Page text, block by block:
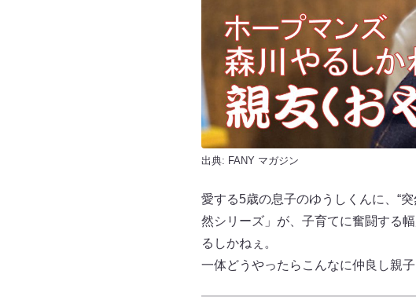
出典: FANY マガジン
愛する5歳の息子のゆうしくんに、“
然シリーズ」が、子育てに奮闘する
るしかねぇ。
一体どうやったらこんなに仲良し親